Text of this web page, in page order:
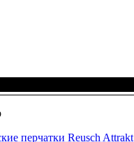
перчатки Reusch Attrakt